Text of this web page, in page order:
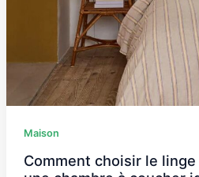
Maison
Comment choisir le